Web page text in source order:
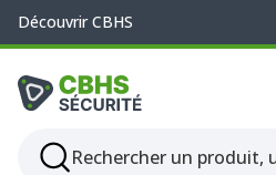
Découvrir CBHS